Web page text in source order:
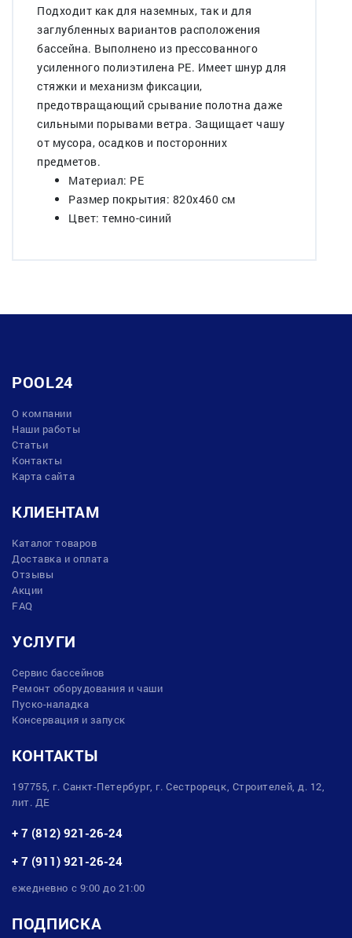
Подходит как для наземных, так и для
заглубленных вариантов расположения
бассейна. Выполнено из прессованного
усиленного полиэтилена PE. Имеет шнур для
стяжки и механизм фиксации,
предотвращающий срывание полотна даже
сильными порывами ветра. Защищает чашу
от мусора, осадков и посторонних
предметов.
Материал: PE
Размер покрытия: 820х460 см
Цвет: темно-синий
POOL24
О компании
Наши работы
Статьи
Контакты
Карта сайта
КЛИЕНТАМ
Каталог товаров
Доставка и оплата
Отзывы
Акции
FAQ
УСЛУГИ
Сервис бассейнов
Ремонт оборудования и чаши
Пуско-наладка
Консервация и запуск
КОНТАКТЫ
197755, г. Санкт-Петербург, г. Сестрорецк, Строителей, д. 12,
лит. ДЕ
+ 7 (812) 921-26-24
+ 7 (911) 921-26-24
ежедневно с 9:00 до 21:00
ПОДПИСКА